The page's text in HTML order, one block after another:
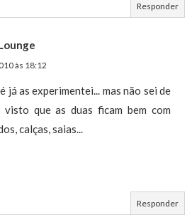
Responder
às 18:12
já as experimentei... mas não sei de
que as duas ficam bem com
calças, saias...
Responder